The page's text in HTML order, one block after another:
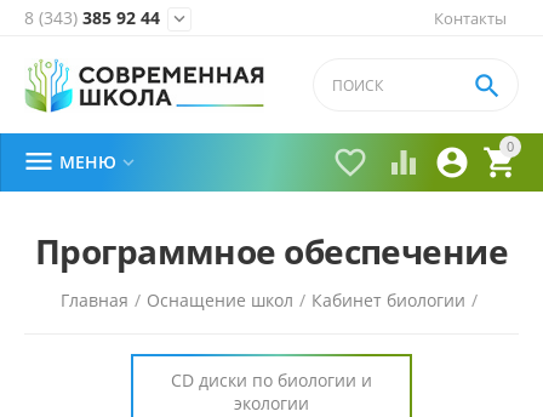
Контакты
8 (343) 385 92 44 
0


 

 МЕНЮ 
Программное обеспечение
Главная / Оснащение школ / Кабинет биологии /
СD диски по биологии и
экологии